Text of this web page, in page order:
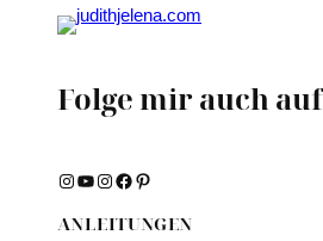
Folge mir auch
Instagram YouTube Instagram Facebook Pinterest
ANLEITUNGEN